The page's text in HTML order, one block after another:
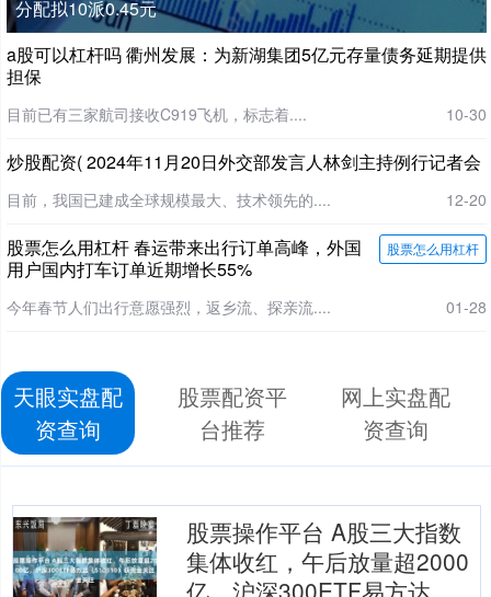
分配拟10派0.45元
a股可以杠杆吗 衢州发展：为新湖集团5亿元存量债务延期提供
担保
目前已有三家航司接收C919飞机，标志着.... 10-30
炒股配资( 2024年11月20日外交部发言人林剑主持例行记者会
目前，我国已建成全球规模最大、技术领先的.... 12-20
股票怎么用杠杆
股票怎么用杠杆 春运带来出行订单高峰，外国
用户国内打车订单近期增长55%
今年春节人们出行意愿强烈，返乡流、探亲流.... 01-28
天眼实盘配
资查询
股票配资平
台推荐
网上实盘配
资查询
股票操作平台 A股三大指数
集体收红，午后放量超2000
亿，沪深300ETF易方达